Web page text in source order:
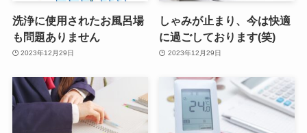
洗浄に使用されたお風呂場
も問題ありません
2023年12月29日
しゃみが止まり、今は快適
に過ごしております(笑)
2023年12月29日